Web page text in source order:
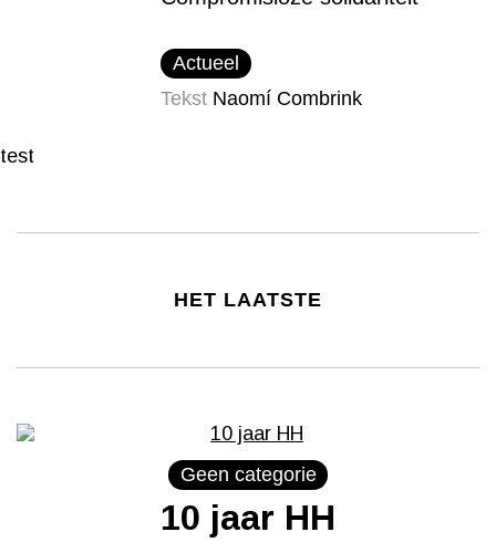
Actueel
Tekst Naomí Combrink
test
HET LAATSTE
Geen categorie
10 jaar HH